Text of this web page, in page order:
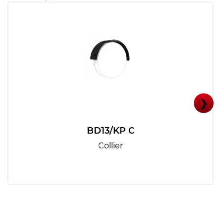
BD13/KP C
Collier
❯